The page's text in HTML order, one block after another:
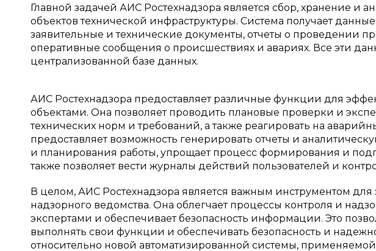
Главной задачей АИС Ростехнадзора является сбор, хранение и
объектов технической инфраструктуры. Система получает
заявительные и технические документы, отчеты о проведении
оперативные сообщения о происшествиях и авариях. Все эти
централизованной базе данных.
АИС Ростехнадзора предоставляет различные функции для
объектами. Она позволяет проводить плановые проверки и
технических норм и требований, а также реагировать на
предоставляет возможность генерировать отчеты и
и планирования работы, упрощает процесс формирования и
также позволяет вести журналы действий пользователей и
В целом, АИС Ростехнадзора является важным инструментом для
надзорного ведомства. Она облегчает процессы контроля и
экспертами и обеспечивает безопасность информации. Это
выполнять свои функции и обеспечивать безопасность и
относительно новой автоматизированной системы,